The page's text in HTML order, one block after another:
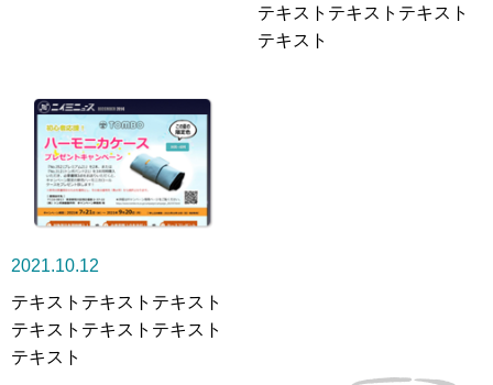
テキストテキストテキスト
テキスト
2021.10.12
テキストテキストテキスト
テキストテキストテキスト
テキスト